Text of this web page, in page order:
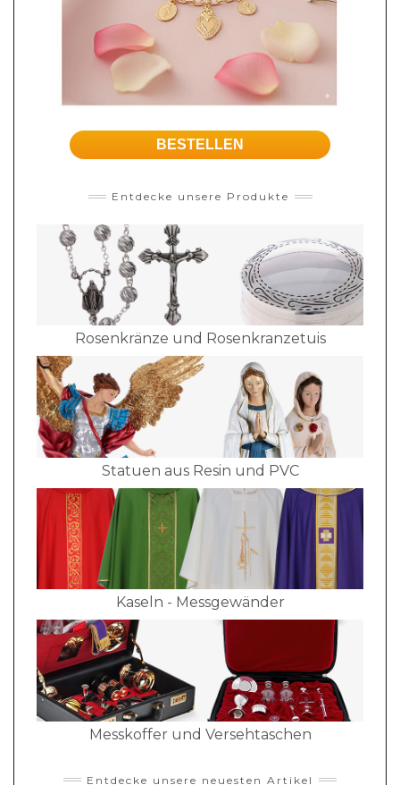
BESTELLEN
Entdecke unsere Produkte
Rosenkränze und Rosenkranzetuis
Statuen aus Resin und PVC
Kaseln - Messgewänder
Messkoffer und Versehtaschen
Entdecke unsere neuesten Artikel